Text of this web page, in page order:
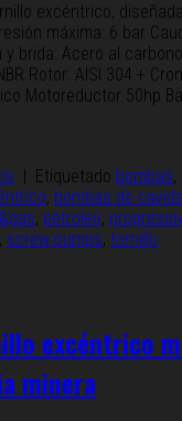
excéntrico,
máxima: 6 bar
brida: Acero al
Rotor: AISI 304 +
Motoreductor 50hp
| Etiquetado bombas,
, bombas de
, petroleo,
, screw pumps, tornillo
excéntrico
minera